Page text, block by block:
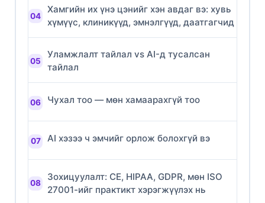
Хамгийн их үнэ цэнийг хэн авдаг вэ: хувь
хүмүүс, клиникүүд, эмнэлгүүд, даатгагчид
Уламжлалт тайлал vs AI-д тусалсан
тайлал
Чухал тоо — мөн хамаарахгүй тоо
AI хэзээ ч эмчийг орлож болохгүй вэ
Зохицуулалт: CE, HIPAA, GDPR, мөн ISO
27001-ийг практикт хэрэгжүүлэх нь